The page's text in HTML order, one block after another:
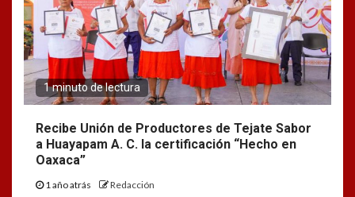
1 minuto de lectura
Recibe Unión de Productores de Tejate Sabor
a Huayapam A. C. la certificación “Hecho en
Oaxaca”
1 año atrás Redacción